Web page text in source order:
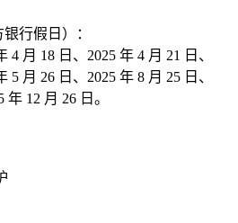
行假日）：
4 月 18 日、2025 年 4 月 21 日、
5 月 26 日、2025 年 8 月 25 日、
年 12 月 26 日。